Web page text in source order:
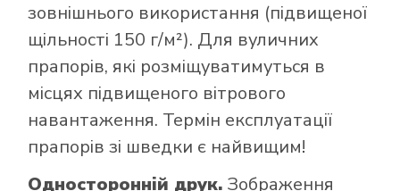
зовнішнього використання (підвищеної
щільності 150 г/м²). Для вуличних
прапорів, які розміщуватимуться в
місцях підвищеного вітрового
навантаження. Термін експлуатації
прапорів зі шведки є найвищим!
Односторонній друк. Зображення